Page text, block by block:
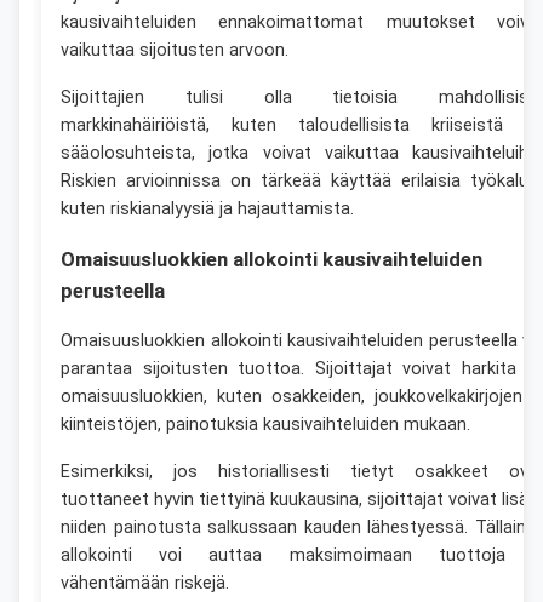
kausivaihteluiden ennakoimattomat muutokset
vaikuttaa sijoitusten arvoon.
Sijoittajien tulisi olla tietoisia
markkinahäiriöistä, kuten taloudellisista kriiseistä
sääolosuhteista, jotka voivat vaikuttaa
Riskien arvioinnissa on tärkeää käyttää erilaisia
kuten riskianalyysiä ja hajauttamista.
Omaisuusluokkien allokointi kausivaihteluiden
perusteella
Omaisuusluokkien allokointi kausivaihteluiden perusteella
parantaa sijoitusten tuottoa. Sijoittajat voivat harkita
omaisuusluokkien, kuten osakkeiden, joukkovelkakirjojen
kiinteistöjen, painotuksia kausivaihteluiden mukaan.
Esimerkiksi, jos historiallisesti tietyt osakkeet
tuottaneet hyvin tiettyinä kuukausina, sijoittajat voivat
niiden painotusta salkussaan kauden lähestyessä.
allokointi voi auttaa maksimoimaan tuottoja
vähentämään riskejä.